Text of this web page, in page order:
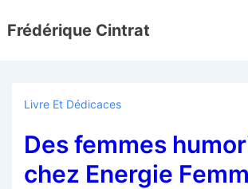
passer
principal
Frédérique Cintrat
Livre Et Dédicaces
Des femmes
chez Energie